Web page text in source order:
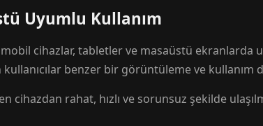
Uyumlu Kullanım
cihazlar, tabletler ve masaüstü ekranlarda
benzer bir görüntüleme ve kullanım
cihazdan rahat, hızlı ve sorunsuz şekilde